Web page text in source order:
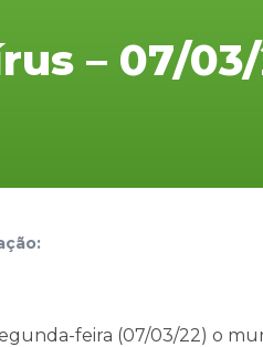
– 07/
feira (07/03/22) o